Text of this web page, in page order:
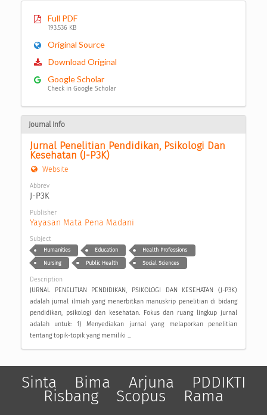
Full PDF
193.536 KB
Original Source
Download Original
Google Scholar
Check in Google Scholar
Journal Info
Jurnal Penelitian Pendidikan, Psikologi Dan
Kesehatan (J-P3K)
Website
Abbrev
J-P3K
Publisher
Yayasan Mata Pena Madani
Subject
Humanities Education Health Professions
Nursing Public Health Social Sciences
Description
JURNAL PENELITIAN PENDIDIKAN, PSIKOLOGI DAN KESEHATAN (J-P3K)
adalah jurnal ilmiah yang menerbitkan manuskrip penelitian di bidang
pendidikan, psikologi dan kesehatan. Fokus dan ruang lingkup jurnal
adalah untuk: 1) Menyediakan jurnal yang melaporkan penelitian
tentang topik-topik yang memiliki ...
Sinta Bima Arjuna PDDIKTI
Risbang Scopus Rama